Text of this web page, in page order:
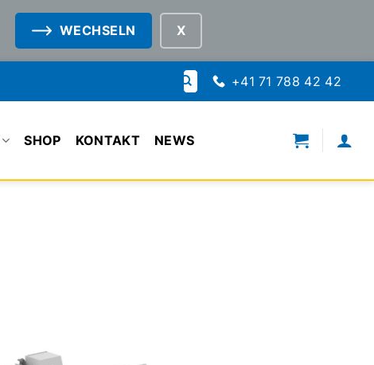
WECHSELN
Suche
nach:
+41 71 788 42 42
SHOP KONTAKT NEWS